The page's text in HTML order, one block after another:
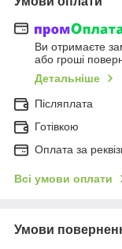
Ви отримаєте
або гроші
Детальніше
Післяплата
Готівкою
Оплата за
Всі умови оплати
Умови